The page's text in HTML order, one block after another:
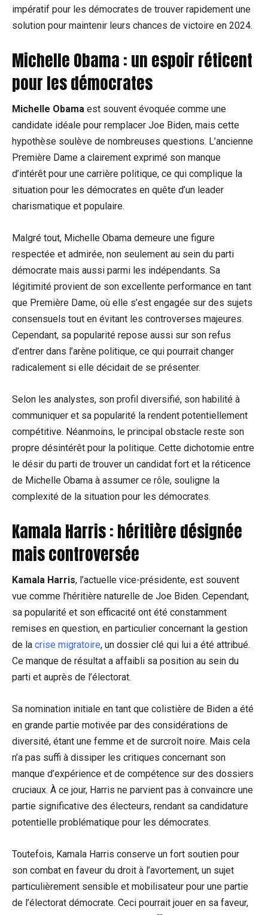
impératif pour les démocrates de trouver rapidement une
solution pour maintenir leurs chances de victoire en 2024.
Michelle Obama : un espoir réticent
pour les démocrates
Michelle Obama est souvent évoquée comme une
candidate idéale pour remplacer Joe Biden, mais cette
hypothèse soulève de nombreuses questions. L’ancienne
Première Dame a clairement exprimé son manque
d’intérêt pour une carrière politique, ce qui complique la
situation pour les démocrates en quête d’un leader
charismatique et populaire.
Malgré tout, Michelle Obama demeure une figure
respectée et admirée, non seulement au sein du parti
démocrate mais aussi parmi les indépendants. Sa
légitimité provient de son excellente performance en tant
que Première Dame, où elle s’est engagée sur des sujets
consensuels tout en évitant les controverses majeures.
Cependant, sa popularité repose aussi sur son refus
d’entrer dans l’arène politique, ce qui pourrait changer
radicalement si elle décidait de se présenter.
Selon les analystes, son profil diversifié, son habilité à
communiquer et sa popularité la rendent potentiellement
compétitive. Néanmoins, le principal obstacle reste son
propre désintérêt pour la politique. Cette dichotomie entre
le désir du parti de trouver un candidat fort et la réticence
de Michelle Obama à assumer ce rôle, souligne la
complexité de la situation pour les démocrates.
Kamala Harris : héritière désignée
mais controversée
Kamala Harris, l’actuelle vice-présidente, est souvent
vue comme l’héritière naturelle de Joe Biden. Cependant,
sa popularité et son efficacité ont été constamment
remises en question, en particulier concernant la gestion
de la crise migratoire, un dossier clé qui lui a été attribué.
Ce manque de résultat a affaibli sa position au sein du
parti et auprès de l’électorat.
Sa nomination initiale en tant que colistière de Biden a été
en grande partie motivée par des considérations de
diversité, étant une femme et de surcroît noire. Mais cela
n’a pas suffi à dissiper les critiques concernant son
manque d’expérience et de compétence sur des dossiers
cruciaux. À ce jour, Harris ne parvient pas à convaincre une
partie significative des électeurs, rendant sa candidature
potentielle problématique pour les démocrates.
Toutefois, Kamala Harris conserve un fort soutien pour
son combat en faveur du droit à l’avortement, un sujet
particulièrement sensible et mobilisateur pour une partie
de l’électorat démocrate. Ceci pourrait jouer en sa faveur,